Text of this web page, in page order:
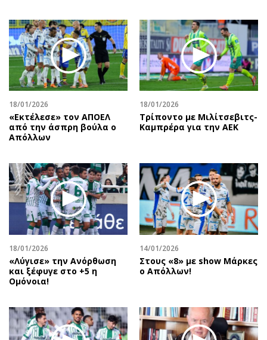
Μουσική
Εικαστικά
Βιβλίο
Χειρόγραφα
Uncut
Προσφορές
Προσωπικότητες στην ''Κ''
Επιστολές
18/01/2026
«Εκτέλεσε» τον ΑΠΟΕΛ
από την άσπρη βούλα ο
Απόλλων
18/01/2026
Τρίποντο με Μιλίτσεβιτς-
Καμπρέρα για την ΑΕΚ
18/01/2026
«Λύγισε» την Ανόρθωση
και ξέφυγε στο +5 η
Ομόνοια!
14/01/2026
Στους «8» με show Μάρκες
ο Απόλλων!